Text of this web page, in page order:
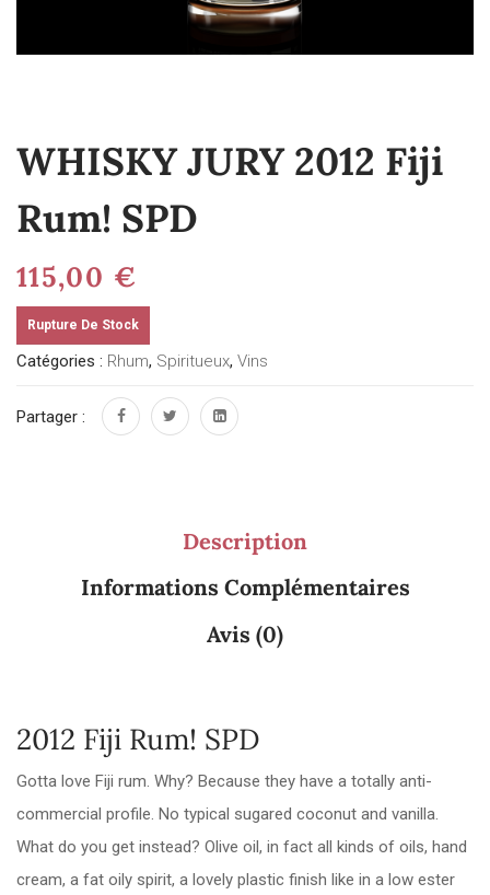
WHISKY JURY 2012 Fiji
Rum! SPD
115,00 €
Rupture De Stock
Catégories : Rhum, Spiritueux, Vins
Partager :
Description
Informations Complémentaires
Avis (0)
2012 Fiji Rum! SPD
Gotta love Fiji rum. Why? Because they have a totally anti-
commercial profile. No typical sugared coconut and vanilla.
What do you get instead? Olive oil, in fact all kinds of oils, hand
cream, a fat oily spirit, a lovely plastic finish like in a low ester